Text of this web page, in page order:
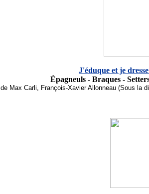
J'éduque et je
Épagneuls - Braques -
de Max Carli, François-Xavier Allonneau (Sous la